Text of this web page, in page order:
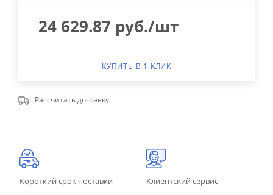
24 629.87 руб./шт
КУПИТЬ В 1 КЛИК
Рассчитать доставку
Короткий срок поставки Клиентский сервис